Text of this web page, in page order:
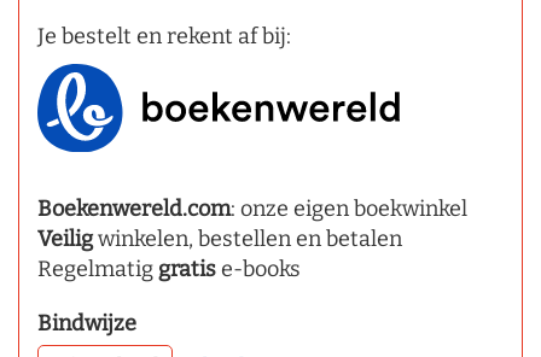
Je bestelt en rekent af bij:
Boekenwereld.com: onze eigen boekwinkel
Veiligwinkelen, bestellen en betalen
Regelmatig gratise-books
Bindwijze